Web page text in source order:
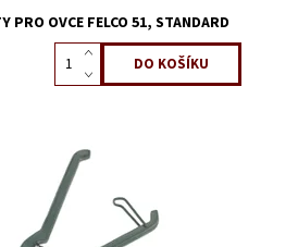
PRO OVCE FELCO 51, STANDARD